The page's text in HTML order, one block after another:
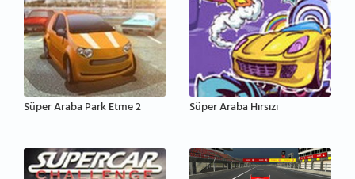
Süper Araba Park Etme 2 Süper Araba Hırsızı